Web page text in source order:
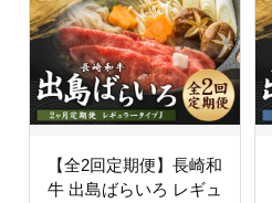
【全2回定期便】長崎和
牛 出島ばらいろ レギュ